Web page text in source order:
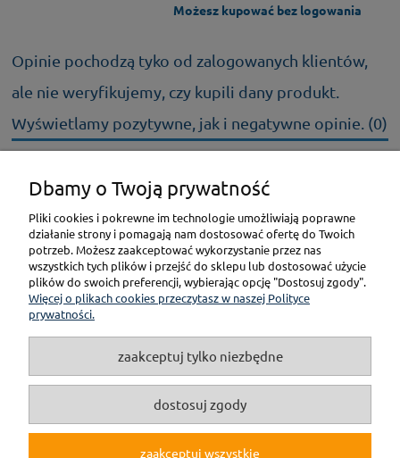
Możesz kupować bez logowania
Opinie pochodzą tyko od zalogowanych klientów,
ale nie weryfikujemy, czy kupili dany produkt.
Wyświetlamy pozytywne, jak i negatywne opinie. (0)
KONTAKT
POMOC
PŁATNOŚCI I DOSTAWA
GWARANCJA I ZWROT
O NAS
Dbamy o Twoją prywatność
Pliki cookies i pokrewne im technologie umożliwiają poprawne
działanie strony i pomagają nam dostosować ofertę do Twoich
potrzeb. Możesz zaakceptować wykorzystanie przez nas
wszystkich tych plików i przejść do sklepu lub dostosować użycie
plików do swoich preferencji, wybierając opcję "Dostosuj zgody".
Więcej o plikach cookies przeczytasz w naszej Polityce
prywatności.
zaakceptuj tylko niezbędne
dostosuj zgody
zaakceptuj wszystkie